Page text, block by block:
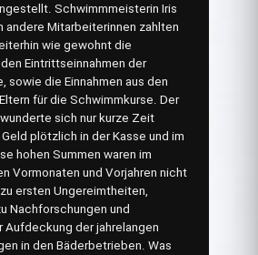
Schwimmmeisterin Iris
andere Mitarbeiterinnen zahlten
wie gewohnt die
den Eintrittseinnahmen der
sowie die Einnahmen aus den
für die Schwimmkurse. Der
sich nur kurze Zeit
plötzlich in der Kasse und im
hohen Summen waren im
Vormonaten und Vorjahren nicht
ersten Ungereimtheiten,
Nachforschungen und
Aufdeckung der jahrelangen
in den Bäderbetrieben. Was